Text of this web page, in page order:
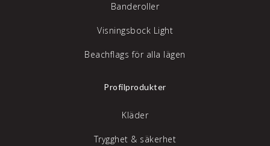
Banderoller
Visningsbock Light
Beachflags för alla lägen
Profilprodukter
Kläder
Trygghet & säkerhet